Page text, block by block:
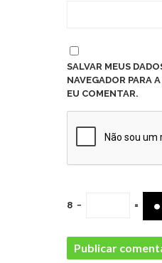
SALVAR MEUS
NAVEGADOR PARA
EU COMENTAR.
8 − =